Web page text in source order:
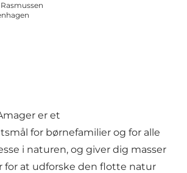
er et
for børnefamilier og for alle
i naturen, og giver dig masser
for at udforske den flotte natur